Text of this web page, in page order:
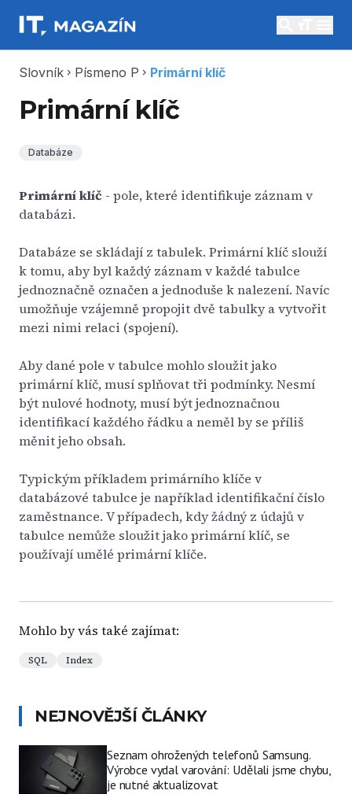
Slovník chevron_right Písmeno P chevron_right Primární klíč
Primární klíč
Databáze
Primární klíč - pole, které identifikuje záznam v
databázi.
Databáze se skládají z tabulek. Primární klíč slouží
k tomu, aby byl každý záznam v každé tabulce
jednoznačně označen a jednoduše k nalezení. Navíc
umožňuje vzájemně propojit dvě tabulky a vytvořit
mezi nimi relaci (spojení).
Aby dané pole v tabulce mohlo sloužit jako
primární klíč, musí splňovat tři podmínky. Nesmí
být nulové hodnoty, musí být jednoznačnou
identifikací každého řádku a neměl by se příliš
měnit jeho obsah.
Typickým příkladem primárního klíče v
databázové tabulce je například identifikační číslo
zaměstnance. V případech, kdy žádný z údajů v
tabulce nemůže sloužit jako primární klíč, se
používají umělé primární klíče.
Mohlo by vás také zajímat:
SQL Index
NEJNOVĚJŠÍ ČLÁNKY
Seznam ohrožených telefonů Samsung.
Výrobce vydal varování: Udělali jsme chybu,
je nutné aktualizovat